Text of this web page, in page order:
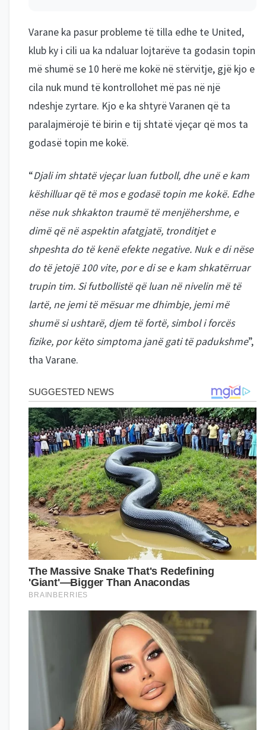
Varane ka pasur probleme të tilla edhe te United,
klub ky i cili ua ka ndaluar lojtarëve ta godasin topin
më shumë se 10 herë me kokë në stërvitje, gjë kjo e
cila nuk mund të kontrollohet më pas në një
ndeshje zyrtare. Kjo e ka shtyrë Varanen që ta
paralajmërojë të birin e tij shtatë vjeçar që mos ta
godasë topin me kokë.
“Djali im shtatë vjeçar luan futboll, dhe unë e kam
këshilluar që të mos e godasë topin me kokë. Edhe
nëse nuk shkakton traumë të menjëhershme, e
dimë që në aspektin afatgjatë, tronditjet e
shpeshta do të kenë efekte negative. Nuk e di nëse
do të jetojë 100 vite, por e di se e kam shkatërruar
trupin tim. Si futbollistë që luan në nivelin më të
lartë, ne jemi të mësuar me dhimbje, jemi më
shumë si ushtarë, djem të fortë, simbol i forcës
fizike, por këto simptoma janë gati të padukshme”,
tha Varane.